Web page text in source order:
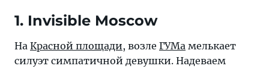
1. Invisible Moscow
На Красной площади, возле ГУМа мелькает
силуэт симпатичной девушки. Надеваем